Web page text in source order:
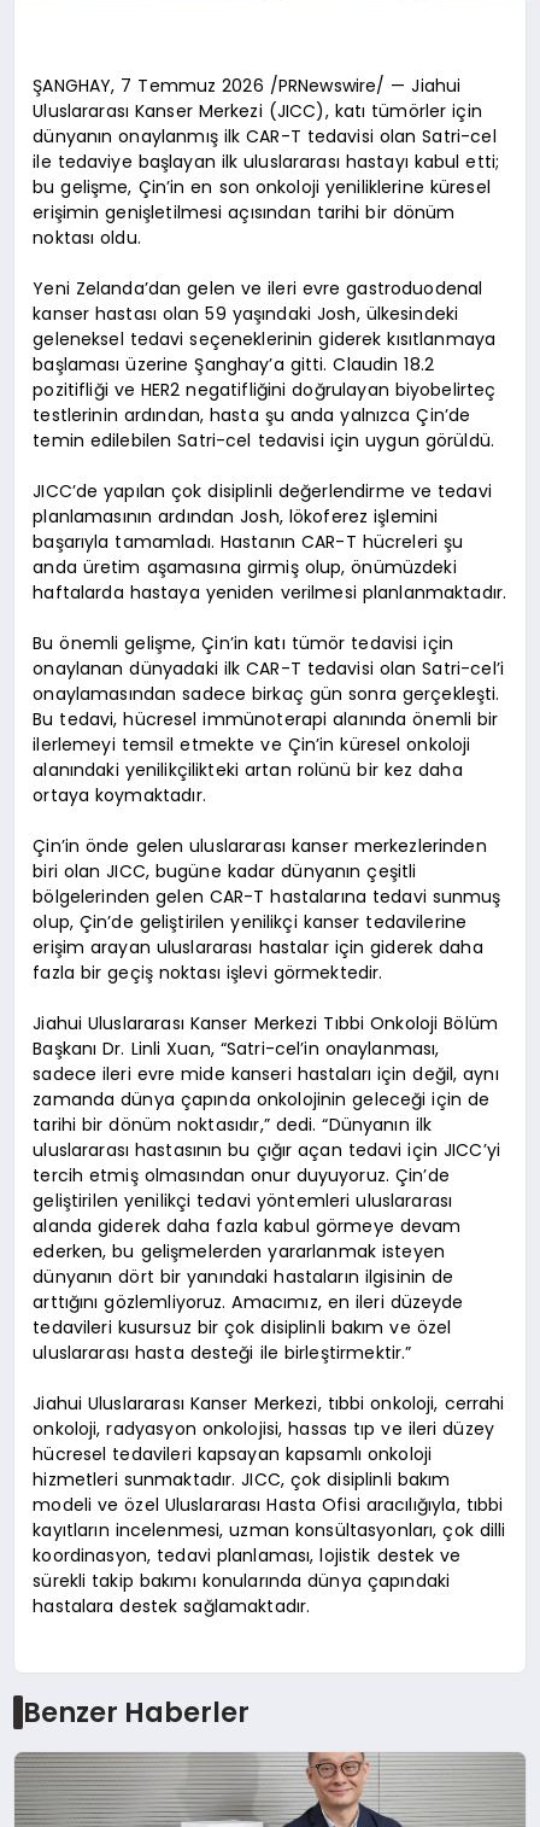
ŞANGHAY, 7 Temmuz 2026 /PRNewswire/ — Jiahui
Uluslararası Kanser Merkezi (JICC), katı tümörler için
dünyanın onaylanmış ilk CAR-T tedavisi olan Satri-cel
ile tedaviye başlayan ilk uluslararası hastayı kabul etti;
bu gelişme, Çin’in en son onkoloji yeniliklerine küresel
erişimin genişletilmesi açısından tarihi bir dönüm
noktası oldu.
Yeni Zelanda’dan gelen ve ileri evre gastroduodenal
kanser hastası olan 59 yaşındaki Josh, ülkesindeki
geleneksel tedavi seçeneklerinin giderek kısıtlanmaya
başlaması üzerine Şanghay’a gitti. Claudin 18.2
pozitifliği ve HER2 negatifliğini doğrulayan biyobelirteç
testlerinin ardından, hasta şu anda yalnızca Çin’de
temin edilebilen Satri-cel tedavisi için uygun görüldü.
JICC’de yapılan çok disiplinli değerlendirme ve tedavi
planlamasının ardından Josh, lökoferez işlemini
başarıyla tamamladı. Hastanın CAR-T hücreleri şu
anda üretim aşamasına girmiş olup, önümüzdeki
haftalarda hastaya yeniden verilmesi planlanmaktadır.
Bu önemli gelişme, Çin’in katı tümör tedavisi için
onaylanan dünyadaki ilk CAR-T tedavisi olan Satri-cel’i
onaylamasından sadece birkaç gün sonra gerçekleşti.
Bu tedavi, hücresel immünoterapi alanında önemli bir
ilerlemeyi temsil etmekte ve Çin’in küresel onkoloji
alanındaki yenilikçilikteki artan rolünü bir kez daha
ortaya koymaktadır.
Çin’in önde gelen uluslararası kanser merkezlerinden
biri olan JICC, bugüne kadar dünyanın çeşitli
bölgelerinden gelen CAR-T hastalarına tedavi sunmuş
olup, Çin’de geliştirilen yenilikçi kanser tedavilerine
erişim arayan uluslararası hastalar için giderek daha
fazla bir geçiş noktası işlevi görmektedir.
Jiahui Uluslararası Kanser Merkezi Tıbbi Onkoloji Bölüm
Başkanı Dr. Linli Xuan, “Satri-cel’in onaylanması,
sadece ileri evre mide kanseri hastaları için değil, aynı
zamanda dünya çapında onkolojinin geleceği için de
tarihi bir dönüm noktasıdır,” dedi. “Dünyanın ilk
uluslararası hastasının bu çığır açan tedavi için JICC’yi
tercih etmiş olmasından onur duyuyoruz. Çin’de
geliştirilen yenilikçi tedavi yöntemleri uluslararası
alanda giderek daha fazla kabul görmeye devam
ederken, bu gelişmelerden yararlanmak isteyen
dünyanın dört bir yanındaki hastaların ilgisinin de
arttığını gözlemliyoruz. Amacımız, en ileri düzeyde
tedavileri kusursuz bir çok disiplinli bakım ve özel
uluslararası hasta desteği ile birleştirmektir.”
Jiahui Uluslararası Kanser Merkezi, tıbbi onkoloji, cerrahi
onkoloji, radyasyon onkolojisi, hassas tıp ve ileri düzey
hücresel tedavileri kapsayan kapsamlı onkoloji
hizmetleri sunmaktadır. JICC, çok disiplinli bakım
modeli ve özel Uluslararası Hasta Ofisi aracılığıyla, tıbbi
kayıtların incelenmesi, uzman konsültasyonları, çok dilli
koordinasyon, tedavi planlaması, lojistik destek ve
sürekli takip bakımı konularında dünya çapındaki
hastalara destek sağlamaktadır.
Benzer Haberler